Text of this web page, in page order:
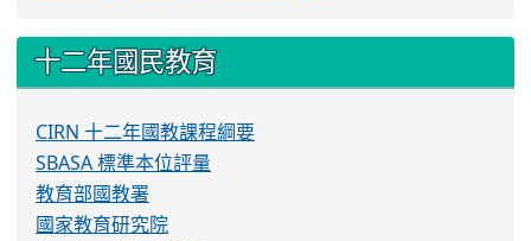
十二年國民教育
CIRN 十二年國教課程綱要
SBASA 標準本位評量
教育部國教署
國家教育研究院